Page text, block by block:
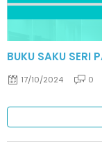
BUKU SAKU SERI
17/10/2024 0